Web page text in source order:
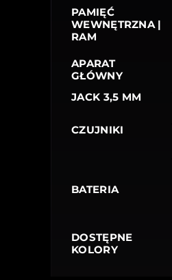
PAMIĘĆ
WEWNĘTRZNA |
RAM
APARAT
GŁÓWNY
JACK 3,5 MM
CZUJNIKI
BATERIA
DOSTĘPNE
KOLORY